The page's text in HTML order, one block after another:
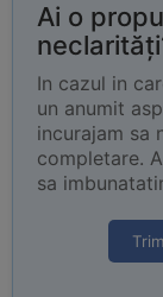
Ai o
In cazul in
un anumit
incurajam sa
completare.
sa